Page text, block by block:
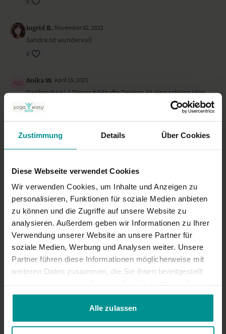
Zustimmung Details Über Cookies
Diese Webseite verwendet Cookies
Wir verwenden Cookies, um Inhalte und Anzeigen zu
personalisieren, Funktionen für soziale Medien anbieten
zu können und die Zugriffe auf unsere Website zu
analysieren. Außerdem geben wir Informationen zu Ihrer
Verwendung unserer Website an unsere Partner für
soziale Medien, Werbung und Analysen weiter. Unsere
Partner führen diese Informationen möglicherweise mit
weiteren Daten zusammen, die Sie ihnen bereitgestellt
gesammelt haben.
Alle zulassen
Ingrid B. November 02, 2021
Sandra ist wundervoll
0
Anika W. April 15, 2021
Dankeschön! :) Dieses bildhafte Denken ist eine schöne Idee,
um sich psychische Vorgänge bewusst zu machen.
0
Mehr laden
Ähnliche Videos